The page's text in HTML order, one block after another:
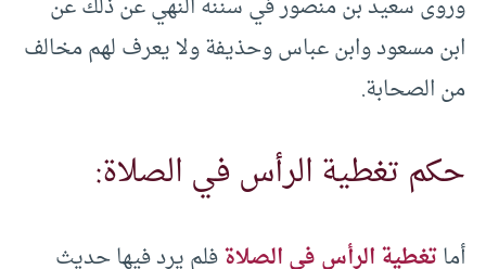
وروى سعيد بن منصور في سننه النهي عن ذلك عن
ابن مسعود وابن عباس وحذيفة ولا يعرف لهم مخالف
من الصحابة.
حكم تغطية الرأس في الصلاة:
أماتغطية الرأس في الصلاةفلم يرد فيها حديث